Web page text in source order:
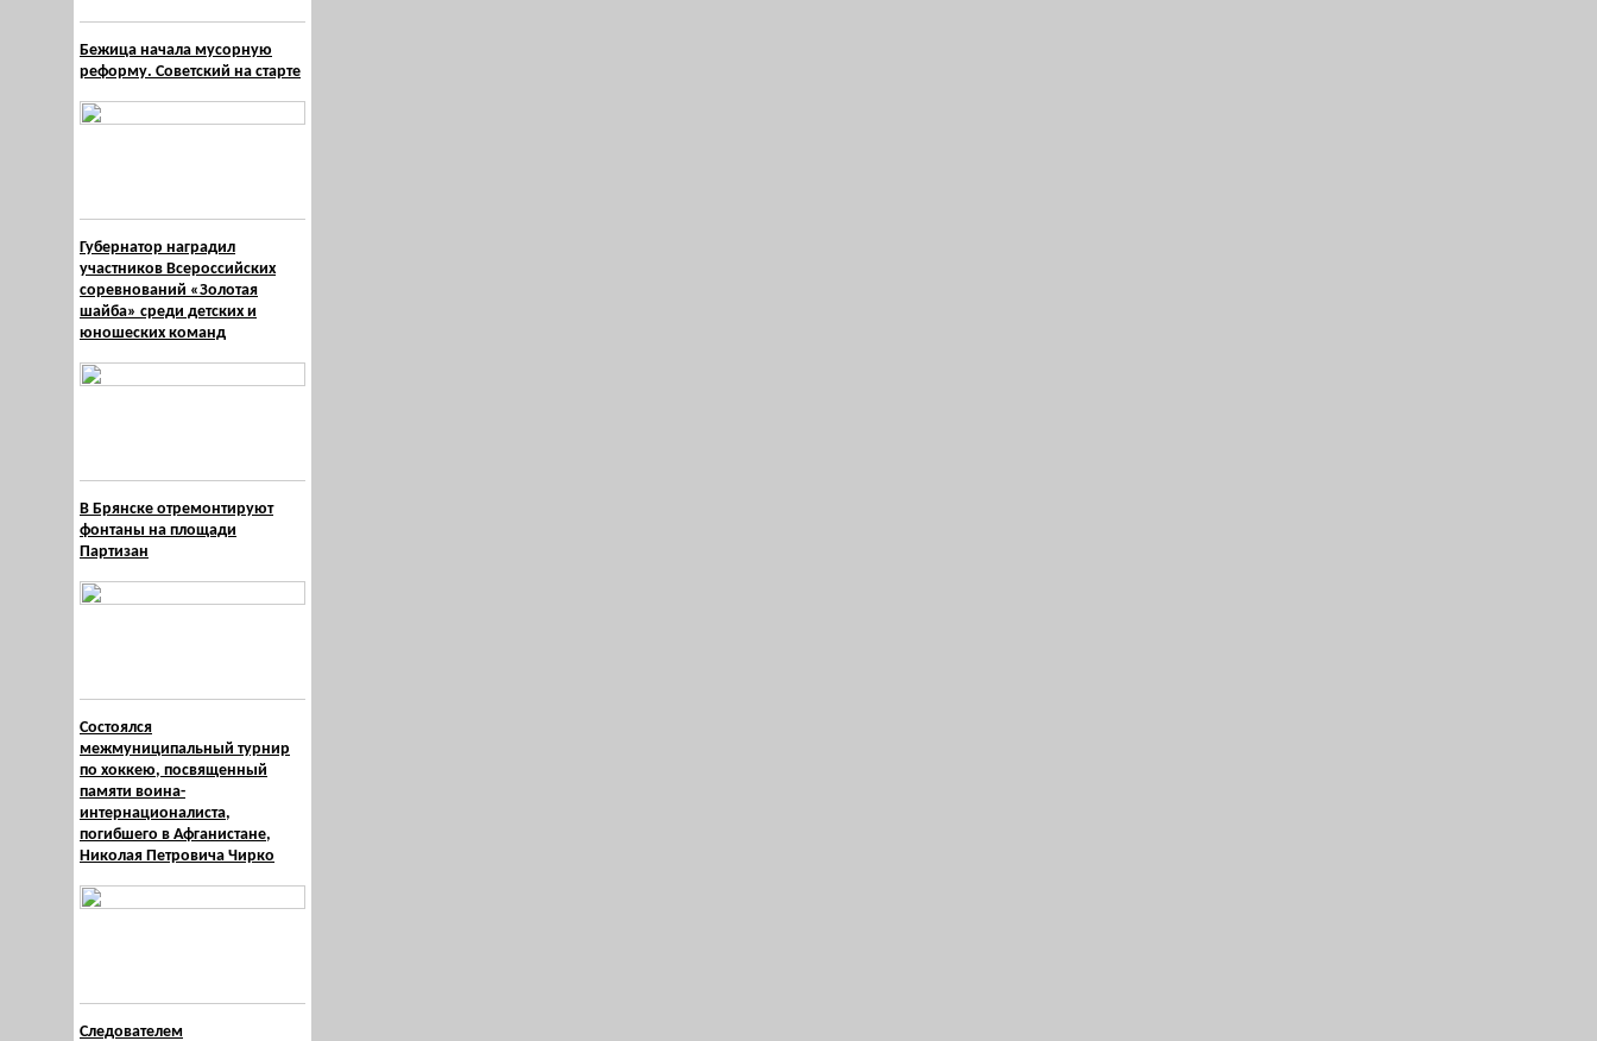
Бежица начала мусорную
реформу. Советский на старте
Губернатор наградил
участников Всероссийских
соревнований «Золотая
шайба» среди детских и
юношеских команд
В Брянске отремонтируют
фонтаны на площади
Партизан
Состоялся
межмуниципальный турнир
по хоккею, посвященный
памяти воина-
интернационалиста,
погибшего в Афганистане,
Николая Петровича Чирко
Следователем